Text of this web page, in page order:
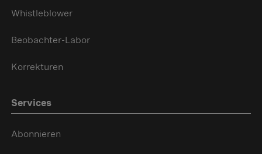
Whistleblower
Beobachter-Labor
Korrekturen
Services
Abonnieren